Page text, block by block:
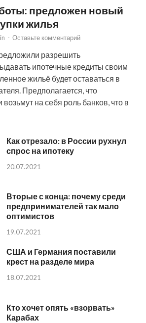
предложен новый
жилья
- Оставьте комментарий
разрешить
ипотечные кредиты своим
жильё будет оставаться в
Предполагается, что
возьмут на себя роль банков, что в
Как отрезало: в России рухнул
спрос на ипотеку
20.07.2021
Вторые с конца: почему среди
предпринимателей так мало
оптимистов
19.07.2021
США и Германия поставили
крест на разделе мира
18.07.2021
Кто хочет опять «взорвать»
Карабах